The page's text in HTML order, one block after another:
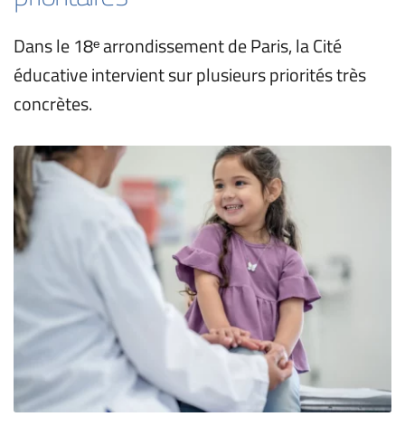
Dans le 18ᵉ arrondissement de Paris, la Cité
éducative intervient sur plusieurs priorités très
concrètes.